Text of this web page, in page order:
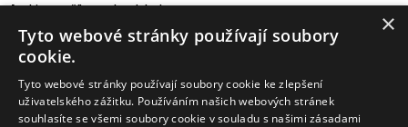
Archiv staršího webu Jaboku ×
Tyto webové stránky používají soubory
cookie.
Tyto webové stránky používají soubory cookie ke zlepšení
uživatelského zážitku. Používáním našich webových stránek
souhlasíte se všemi soubory cookie v souladu s našimi zásadami